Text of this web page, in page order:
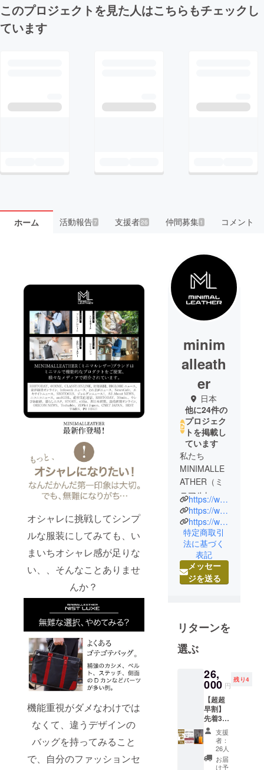
このプロジェクトを見た人はこちらもチェックし
ています
ホーム 活動報告7 支援者 26 仲間募集 1 コメント
オシャレに挑戦してシンプ
ルな服装にしてみても、い
まいちオシャレ感が足りな
い、、そんなことありませ
んか？
機能重視がダメなわけでは
なくて、違うデザインの
バッグを持ってみること
で、自分のファッションセ
minim
alleath
er
日本
他に24件の
プロジェク
トを掲載し
ています
私たち
MINIMALLE
ATHER（ミ
ニマルレ
ザー）はサ
スティナブ
ルな素材で
ある本革の
良さを多く
の方に感じ
て頂くため
なプロダク
トをご提案
していま
既存の流通
では避けら
れなかった
中間マージ
ンや広告費
用の無駄を
省き、高品
質な商品を
https://www.minimalleather.jp/
https://www.instagram.com/minimal._leather/
https://www.facebook.com/profile.php?id=100087149800665
特定商取引
法に基づく
表記
メッセー
ジを送る
リターンを
選ぶ
26,
000 円
残り4
【超超
早割】
先着30
名様 レ
ザー
トー
ト
NIST
支援
者：
26人
お届
け予